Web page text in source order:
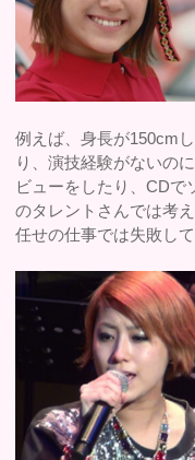
例えば、身長が150cm
り、演技経験がないの
ビューをしたり、CDで
のタレントさんでは考
任せの仕事では失敗し